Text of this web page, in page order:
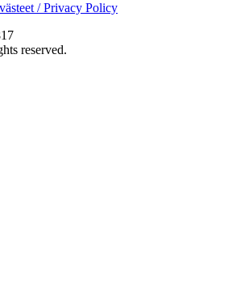
/ Privacy Policy
reserved.